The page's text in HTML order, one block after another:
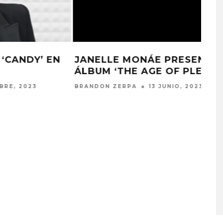
ZAPATO 3 CUMPLIÓ CON SU
RÉQUIEM EN LA CONCHA ACÚSTICA
DE BELLO MONTE